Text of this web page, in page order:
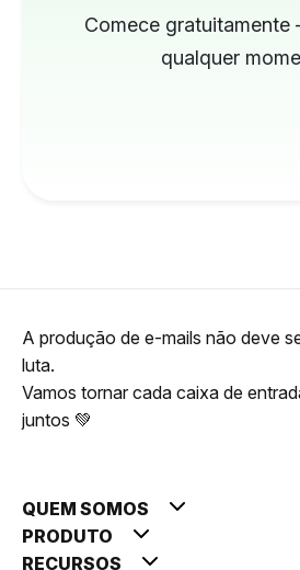
Comece
qualquer
A produção de e-mails não deve
luta.
Vamos tornar cada caixa de
juntos 💚
QUEM SOMOS
PRODUTO
RECURSOS